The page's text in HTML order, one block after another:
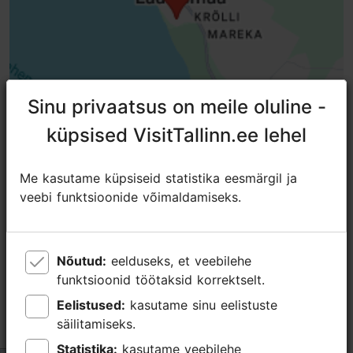
TripAdvisori® hinnangud ja
tripadvisor rating 4.2 of 5
põhineb921 hinnangul
Really bad service in the lobby cafeteria
Sinu privaatsus on meile oluline -
küpsised VisitTallinn.ee lehel
Me kasutame küpsiseid statistika eesmärgil ja
veebi funktsioonide võimaldamiseks.
Nõutud:
funktsioonid töötaksid korrektselt.
Eelistused:
säilitamiseks.
Statistika:
Sinu privaatsus on meile oluline -
küpsised VisitTallinn.ee lehel
Me kasutame küpsiseid statistika eesmärgil ja
veebi funktsioonide võimaldamiseks.
Nõutud:
funktsioonid töötaksid korrektselt.
Eelistused:
säilitamiseks.
Statistika: